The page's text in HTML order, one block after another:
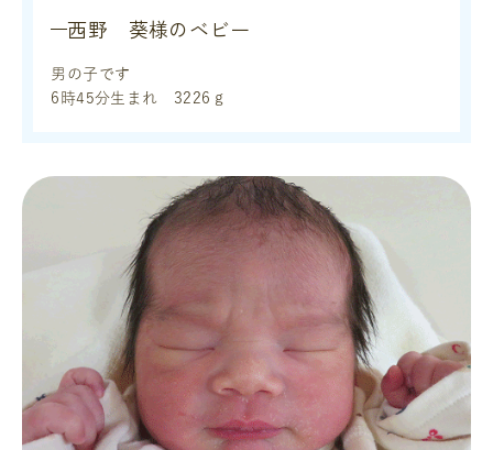
西野 葵様のベビー
男の子です
6時45分生まれ 3226ｇ